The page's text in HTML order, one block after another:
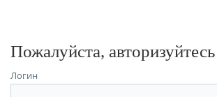
Пожалуйста, авторизуйтесь
Логин